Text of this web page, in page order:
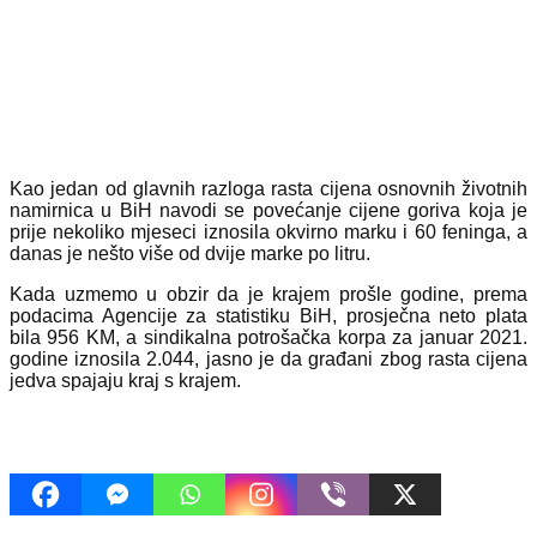
Kao jedan od glavnih razloga rasta cijena osnovnih životnih
namirnica u BiH navodi se povećanje cijene goriva koja je
prije nekoliko mjeseci iznosila okvirno marku i 60 feninga, a
danas je nešto više od dvije marke po litru.
Kada uzmemo u obzir da je krajem prošle godine, prema
podacima Agencije za statistiku BiH, prosječna neto plata
bila 956 KM, a sindikalna potrošačka korpa za januar 2021.
godine iznosila 2.044, jasno je da građani zbog rasta cijena
jedva spajaju kraj s krajem.